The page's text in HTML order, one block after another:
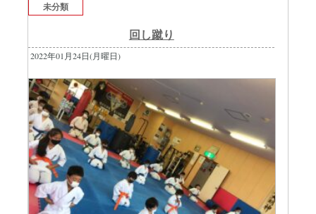
未分類
回し蹴り
2022年01月24日(月曜日)